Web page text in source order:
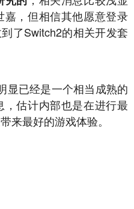
，但相信其他愿意登录
了Switch2的相关开发套
显已经是一个相当成熟的
估计内部也是在进行最
来最好的游戏体验。